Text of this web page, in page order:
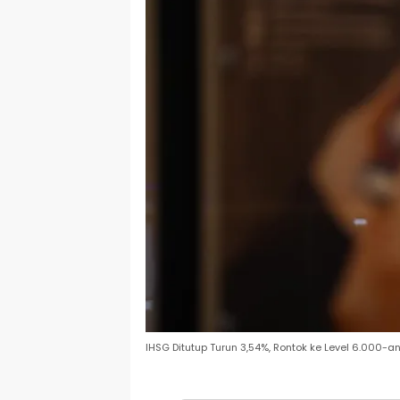
IHSG Ditutup Turun 3,54%, Rontok ke Level 6.000-an